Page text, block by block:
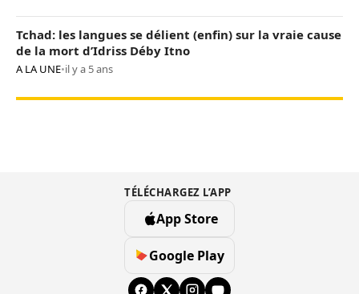
Tchad: les langues se délient (enfin) sur la vraie cause
de la mort d’Idriss Déby Itno
A LA UNE•il y a 5 ans
TÉLÉCHARGEZ L’APP
App Store
Google Play